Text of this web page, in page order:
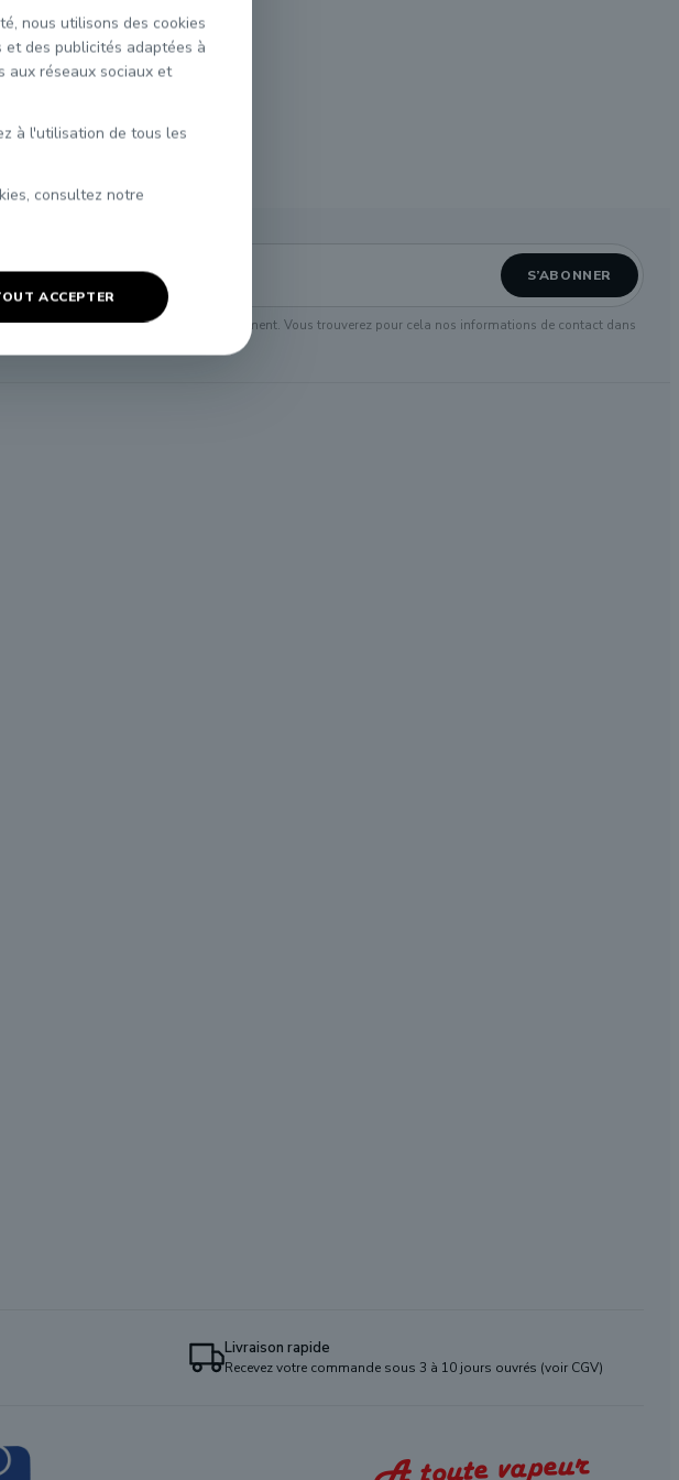
Vous pouvez vous désinscrire à tout moment. Vous trouverez pour cela nos informations de contact dans
Livraison rapide
Recevez votre commande sous 3 à 10 jours ouvrés (voir CGV)
nous utilisons des cookies
des publicités adaptées à
aux réseaux sociaux et
à l'utilisation de tous les
consultez notre
ACCEPTER